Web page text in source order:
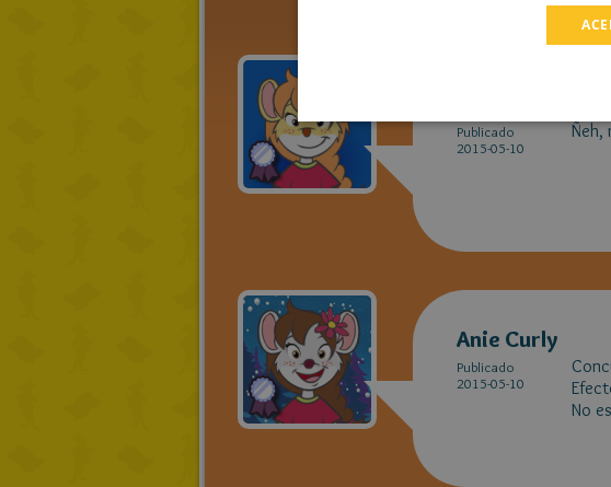
Publicado
2015-05-10
Ñeh,
Anie Curly
Publicado
2015-05-10
No